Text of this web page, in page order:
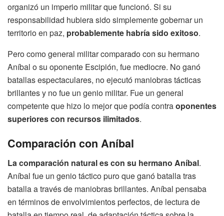
organizó un imperio militar que funcionó. Si su
responsabilidad hubiera sido simplemente gobernar un
territorio en paz, probablemente habría sido exitoso.
Pero como general militar comparado con su hermano
Aníbal o su oponente Escipión, fue mediocre. No ganó
batallas espectaculares, no ejecutó maniobras tácticas
brillantes y no fue un genio militar. Fue un general
competente que hizo lo mejor que podía contraoponentes
superiores con recursos ilimitados.
Comparación con Aníbal
La comparación natural es con su hermano Aníbal.
Aníbal fue un genio táctico puro que ganó batalla tras
batalla a través de maniobras brillantes. Aníbal pensaba
en términos de envolvimientos perfectos, de lectura de